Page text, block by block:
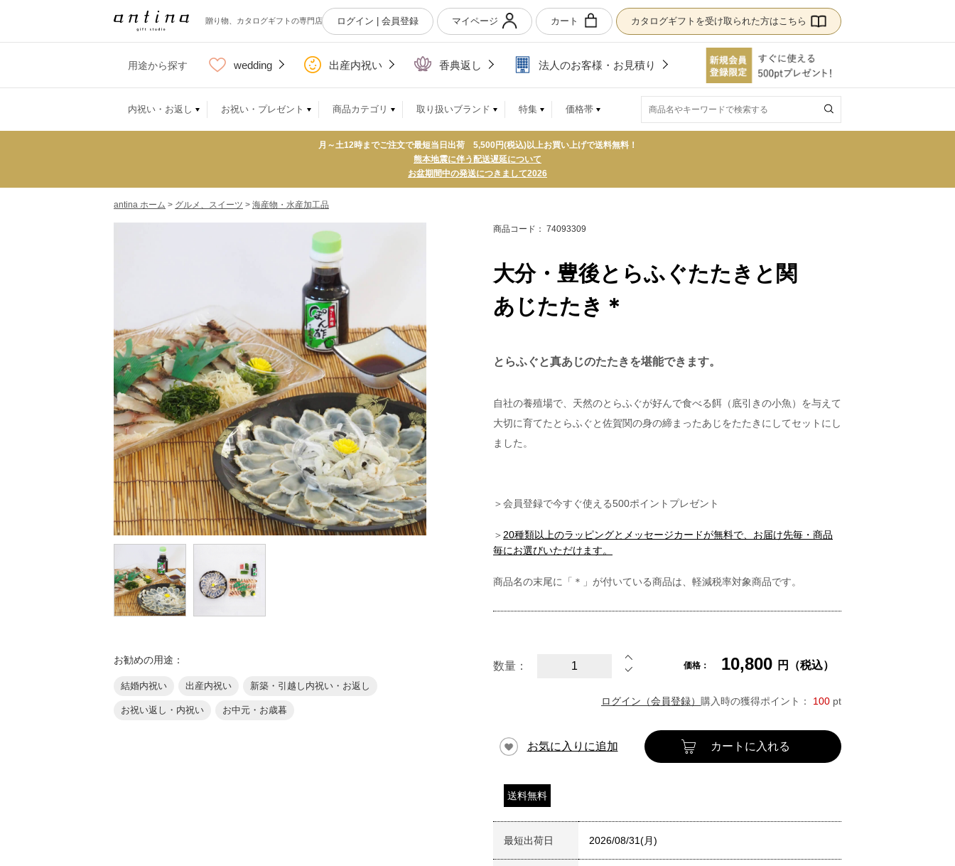
贈り物、カタログギフトの専門店 ログイン | 会員登録 マイページ カート カタログギフトを受け取られた方はこちら
用途から探す wedding 出産内祝い 香典返し 法人のお客様・お見積り
内祝い・お返し お祝い・プレゼント 商品カテゴリ 取り扱いブランド 特集 価格帯
月～土12時までご注文で最短当日出荷 5,500円(税込)以上お買い上げで送料無料！
熊本地震に伴う配送遅延について
お盆期間中の発送につきまして2026
antina ホーム > グルメ、スイーツ > 海産物・水産加工品
お勧めの用途：
結婚内祝い 出産内祝い 新築・引越し内祝い・お返し
お祝い返し・内祝い お中元・お歳暮
商品コード： 74093309
大分・豊後とらふぐたたきと関
あじたたき＊
とらふぐと真あじのたたきを堪能できます。
自社の養殖場で、天然のとらふぐが好んで食べる餌（底引きの小魚）を与えて
大切に育てたとらふぐと佐賀関の身の締まったあじをたたきにしてセットにし
ました。
＞会員登録で今すぐ使える500ポイントプレゼント
＞ 20種類以上のラッピングとメッセージカードが無料で、お届け先毎・商品
毎にお選びいただけます。
商品名の末尾に「＊」が付いている商品は、軽減税率対象商品です。
数量： 価格： 10,800 円（税込）
ログイン（会員登録） 購入時の獲得ポイント： 100 pt
お気に入りに追加 カートに入れる
送料無料
最短出荷日 2026/08/31(月)